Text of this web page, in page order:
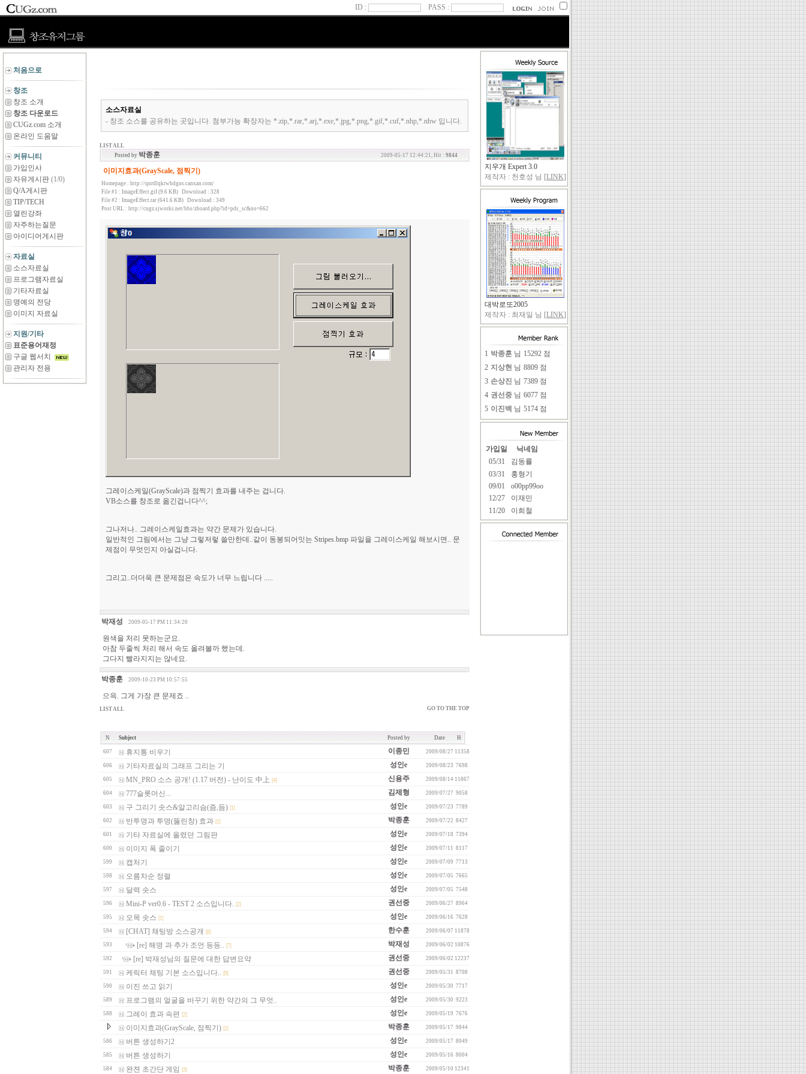
ID : PASS :
처음으로
창조
창조 소개
창조 다운로드
CUGz.com 소개
온라인 도움말
커뮤니티
가입인사
자유게시판 (1/0)
Q/A게시판
TIP/TECH
열린강좌
자주하는질문
아이디어게시판
자료실
소스자료실
프로그램자료실
기타자료실
명예의 전당
이미지 자료실
지원/기타
표준용어재정
구글 웹서치
관리자 전용
소스자료실
- 창조 소스를 공유하는 곳입니다. 첨부가능 확장자는 *.zip,*.rar,*.arj,*.exe,*.jpg,*.png,*.gif,*.cuf,*.nhp,*.nhw 입니다.
LIST ALL
Posted by 박종훈 2009-05-17 12:44:21, Hit : 9844
이미지효과(GrayScale, 점찍기)
Homepage : http://qnrdlqkrwhdgns.canxan.com/
File #1 : ImageEffect.gif (9.6 KB)
Download : 328
File #2 : ImageEffect.rar (641.6 KB)
Download : 349
Post URL : http://cugz.sjworks.net/bbs/zboard.php?id=pds_sc&no=662
그레이스케일(GrayScale)과 점찍기 효과를 내주는 겁니다.
VB소스를 창조로 옮긴겁니다^^;
그나저나.. 그레이스케일효과는 약간 문제가 있습니다.
일반적인 그림에서는 그냥 그렇저렇 쓸만한데..같이 동봉되어잇는 Stripes.bmp 파일을 그레이스케일 해보시면.. 문
제점이 무엇인지 아실겁니다.
그리고..더더욱 큰 문제점은 속도가 너무 느립니다 .....
박재성 2009-05-17 PM 11:34:20
원색을 처리 못하는군요.
아참 두줄씩 처리 해서 속도 올려볼까 했는데.
그다지 빨라지지는 않네요.
박종훈 2009-10-23 PM 10:57:55
으윽. 그게 가장 큰 문제죠 ..
LIST ALL GO TO THE TOP
N Subject Posted by Date H
607 휴지통 비우기 이종민 2009/08/27 11358
606 기타자료실의 그래프 그리는 기 성인e 2009/08/23 7698
605 MN_PRO 소스 공개! (1.17 버전) - 난이도 中上 [4] 신용주 2009/08/1411867
604 777슬롯머신... 김제형 2009/07/27 9058
603 구 그리기 솟스&알고리슴(즘,듬) [1] 성인e 2009/07/23 7789
602 반투명과 투명(뚫린창) 효과 [1] 박종훈 2009/07/22 8427
601 기타 자료실에 올렸던 그림판 성인e 2009/07/18 7394
600 이미지 폭 줄이기 성인e 2009/07/11 8117
599 캡처기 성인e 2009/07/09 7713
598 오름차순 정렬 성인e 2009/07/05 7665
597 달력 솟스 성인e 2009/07/05 7548
596 Mini-P ver0.6 - TEST 2 소스입니다. [2] 권선중 2009/06/27 8964
595 오목 솟스 [1] 성인e 2009/06/16 7628
594 [CHAT] 채팅방 소스공개 [8] 한수훈 2009/06/07 11878
593 [re] 해명 과 추가 조언 등등.. [7] 박재성 2009/06/02 10876
592 [re] 박재성님의 질문에 대한 답변요약 권선중 2009/06/02 12237
591 케릭터 체팅 기본 소스입니다.. [9] 권선중 2009/05/31 8708
590 이진 쓰고 읽기 성인e 2009/05/30 7717
589 프로그램의 얼굴을 바꾸기 위한 약간의 그 무엇.. 성인e 2009/05/30 9223
588 그레이 효과 속편 [2] 성인e 2009/05/19 7676
이미지효과(GrayScale, 점찍기) [2] 박종훈 2009/05/17 9844
586 버튼 생성하기2 성인e 2009/05/17 8049
585 버튼 생성하기 성인e 2009/05/16 8004
584 완젼 초간단 게임 [3] 박종훈 2009/05/10 12341
지우개 Expert 3.0
제작자 : 천호성 님 [LINK]
대박로또2005
제작자 : 최재일 님 [LINK]
1 박종훈 님 15292 점
2 지상현 님 8809 점
3 손상진 님 7389 점
4 권선중 님 6077 점
5 이진백 님 5174 점
가입일
닉네임
05/31
김동률
03/31
홍형기
09/01
o00pp99oo
12/27
이재민
11/20
이희철